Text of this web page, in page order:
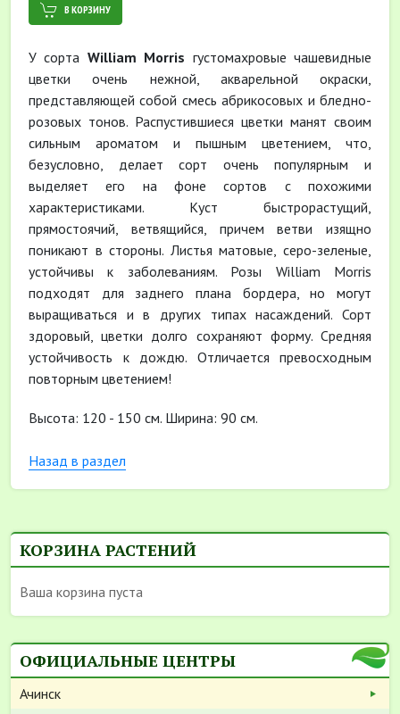
В КОРЗИНУ
У сорта William Morris густомахровые чашевидные
цветки очень нежной, акварельной окраски,
представляющей собой смесь абрикосовых и бледно-
розовых тонов. Распустившиеся цветки манят своим
сильным ароматом и пышным цветением, что,
безусловно, делает сорт очень популярным и
выделяет его на фоне сортов с похожими
характеристиками. Куст быстрорастущий,
прямостоячий, ветвящийся, причем ветви изящно
поникают в стороны. Листья матовые, серо-зеленые,
устойчивы к заболеваниям. Розы William Morris
подходят для заднего плана бордера, но могут
выращиваться и в других типах насаждений. Сорт
здоровый, цветки долго сохраняют форму. Средняя
устойчивость к дождю. Отличается превосходным
повторным цветением!
Высота: 120 - 150 см. Ширина: 90 см.
Назад в раздел
КОРЗИНА РАСТЕНИЙ
Ваша корзина пуста
ОФИЦИАЛЬНЫЕ ЦЕНТРЫ
Ачинск